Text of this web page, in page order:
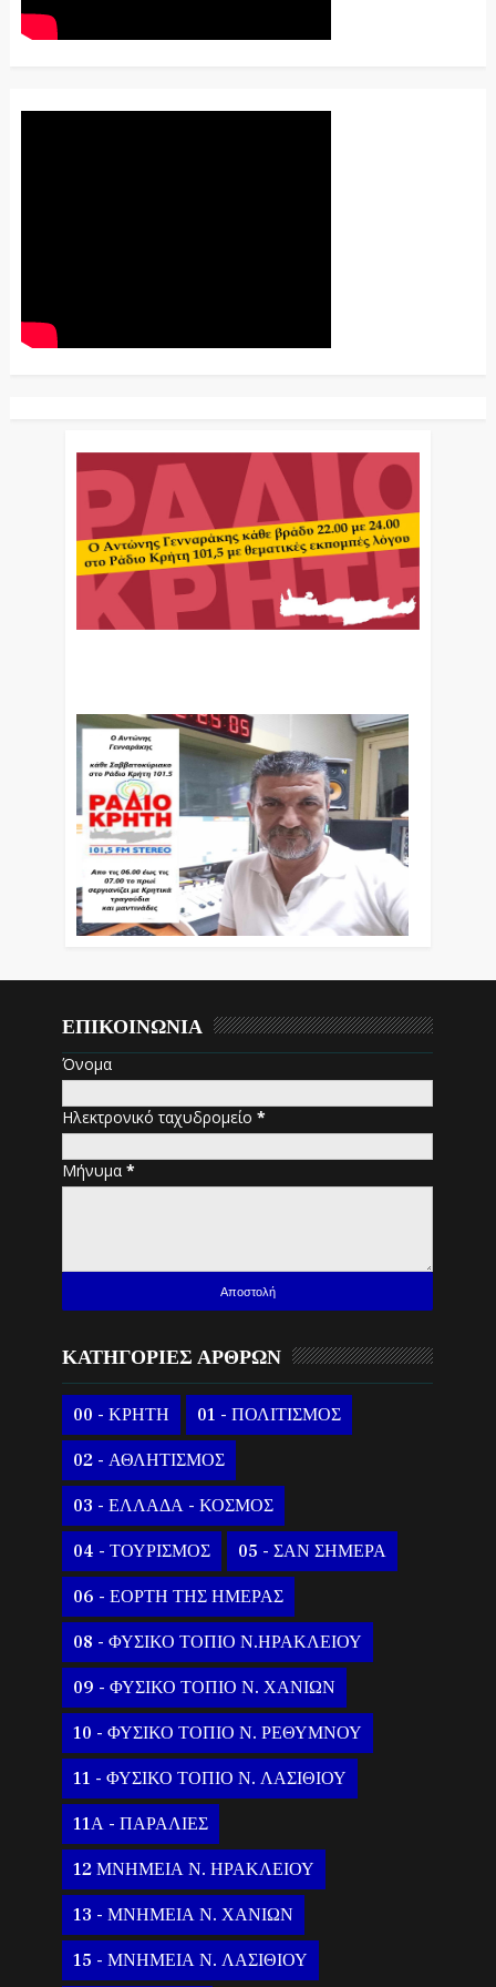
ΕΠΙΚΟΙΝΩΝΙΑ
Όνομα
Ηλεκτρονικό ταχυδρομείο*
Μήνυμα*
ΚΑΤΗΓΟΡΙΕΣ ΑΡΘΡΩΝ
00 - ΚΡΗΤΗ 01 - ΠΟΛΙΤΙΣΜΟΣ
02 - ΑΘΛΗΤΙΣΜΟΣ
03 - ΕΛΛΑΔΑ - ΚΟΣΜΟΣ
04 - ΤΟΥΡΙΣΜΟΣ 05 - ΣΑΝ ΣΗΜΕΡΑ
06 - ΕΟΡΤΗ ΤΗΣ ΗΜΕΡΑΣ
08 - ΦΥΣΙΚΟ ΤΟΠΙΟ Ν.ΗΡΑΚΛΕΙΟΥ
09 - ΦΥΣΙΚΟ ΤΟΠΙΟ Ν. ΧΑΝΙΩΝ
10 - ΦΥΣΙΚΟ ΤΟΠΙΟ Ν. ΡΕΘΥΜΝΟΥ
11 - ΦΥΣΙΚΟ ΤΟΠΙΟ Ν. ΛΑΣΙΘΙΟΥ
11Α - ΠΑΡΑΛΙΕΣ
12 ΜΝΗΜΕΙΑ Ν. ΗΡΑΚΛΕΙΟΥ
13 - ΜΝΗΜΕΙΑ Ν. ΧΑΝΙΩΝ
15 - ΜΝΗΜΕΙΑ Ν. ΛΑΣΙΘΙΟΥ